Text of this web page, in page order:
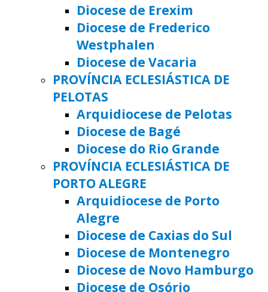
Diocese de Erexim
Diocese de Frederico
Westphalen
Diocese de Vacaria
PROVÍNCIA ECLESIÁSTICA DE
PELOTAS
Arquidiocese de Pelotas
Diocese de Bagé
Diocese do Rio Grande
PROVÍNCIA ECLESIÁSTICA DE
PORTO ALEGRE
Arquidiocese de Porto
Alegre
Diocese de Caxias do Sul
Diocese de Montenegro
Diocese de Novo Hamburgo
Diocese de Osório